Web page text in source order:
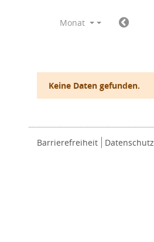
Monat
Keine Daten gefunden.
Barrierefreiheit Datenschutz